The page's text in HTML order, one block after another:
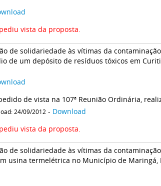
vista da proposta.
de solidariedade às vítimas da
de um depósito de resíduos tóxicos em
de vista na 107ª Reunião Ordinária,
24/09/2012 - Download
vista da proposta.
de solidariedade às vítimas da
usina termelétrica no Município de Maringá,